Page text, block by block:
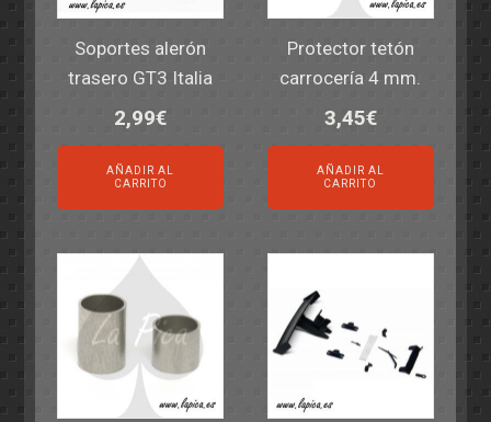
Soportes alerón
trasero GT3 Italia
2,99€
AÑADIR AL
CARRITO
Protector tetón
carrocería 4 mm.
3,45€
AÑADIR AL
CARRITO